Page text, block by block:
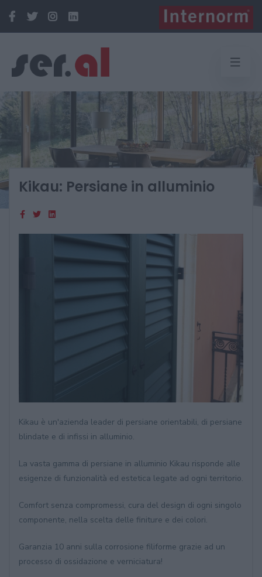
Kikau: Persiane in alluminio
Kikau è un'azienda leader di persiane orientabili, di persiane
blindate e di infissi in alluminio.
La vasta gamma di persiane in alluminio Kikau risponde alle
esigenze di funzionalità ed estetica legate ad ogni territorio.
Comfort senza compromessi, cura del design di ogni singolo
componente, nella scelta delle finiture e dei colori.
Garanzia 10 anni sulla corrosione filiforme grazie ad un
processo di ossidazione e verniciatura!